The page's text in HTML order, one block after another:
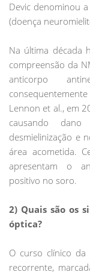
Devic denominou
(doença
Na última década
compreensão da
anticorpo
Lennon et al., em
causando dano
desmielinização e
área acometida.
apresentam o
positivo no soro.
2) Quais são os
óptica?
O curso clínico
recorrente,